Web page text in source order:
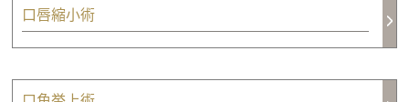
口唇縮小術